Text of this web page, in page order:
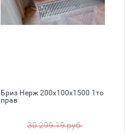
Бриз Нерж 200x100x1500 1то
прав
30 299.19руб.